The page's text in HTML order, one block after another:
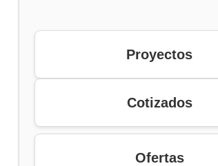
Proyectos
Cotizados
Ofertas